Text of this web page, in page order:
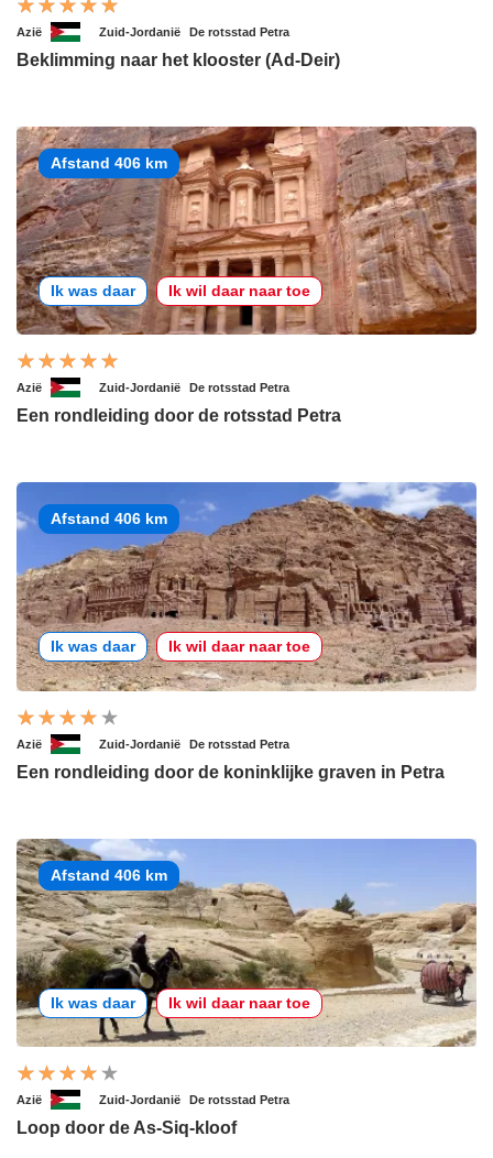
Azië Zuid-Jordanië De rotsstad Petra
Beklimming naar het klooster (Ad-Deir)
Afstand 406 km
Ik was daar Ik wil daar naar toe
Azië Zuid-Jordanië De rotsstad Petra
Een rondleiding door de rotsstad Petra
Afstand 406 km
Ik was daar Ik wil daar naar toe
Azië Zuid-Jordanië De rotsstad Petra
Een rondleiding door de koninklijke graven in Petra
Afstand 406 km
Ik was daar Ik wil daar naar toe
Azië Zuid-Jordanië De rotsstad Petra
Loop door de As-Siq-kloof